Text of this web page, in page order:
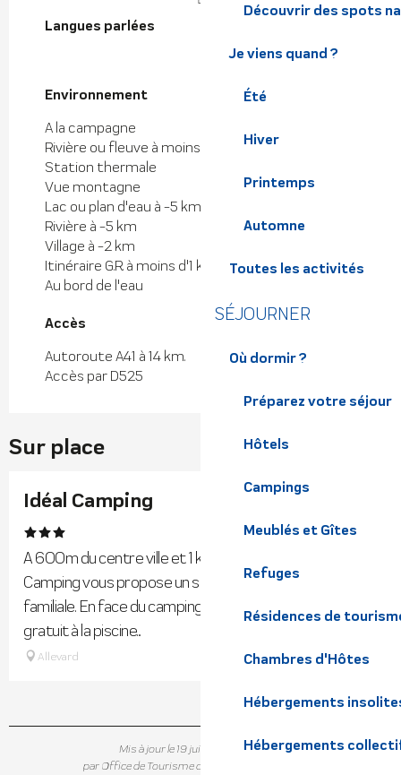
Découvrir des spots
Je viens quand ?
Été
Hiver
Printemps
Automne
Toutes les activités
SÉJOURNER
Où dormir ?
Préparez votre séjour
Hôtels
Campings
Meublés et Gîtes
Refuges
Résidences de
Chambres d'Hôtes
Hébergements
Hébergements
Langues parlées
Langues parlées
Environnement
Environnement
A la campagne
Rivière ou fleuve à moins de 300 m
Station thermale
Vue montagne
Lac ou plan d'eau à -5 km
Rivière à -5 km
Village à -2 km
Itinéraire G.R. à moins d'1 km
Au bord de l'eau
Accès
Accès
Autoroute A41 à 14 km.
Accès par D525
Sur place
Idéal Camping
A 600m du centre ville et 1 km des Thermes, Idéal
Camping vous propose un séjour dans une ambiance
familiale. En face du camping, vous aurez un accès
gratuit à la piscine...
Allevard
Mis à jour le 19 juillet 2026 à 09:45
par Office de Tourisme de Belledonne Chartreuse